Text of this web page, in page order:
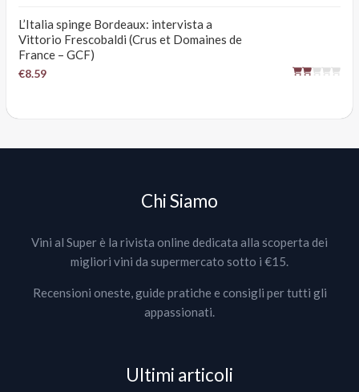
L’Italia spinge Bordeaux: intervista a
Vittorio Frescobaldi (Crus et Domaines de
France – GCF)
€8.59
Chi Siamo
Vini al Super è la rivista online dedicata alla scoperta dei
migliori vini da supermercato sotto i €15.
Recensioni oneste, guide pratiche e consigli per tutti gli
appassionati.
Ultimi articoli